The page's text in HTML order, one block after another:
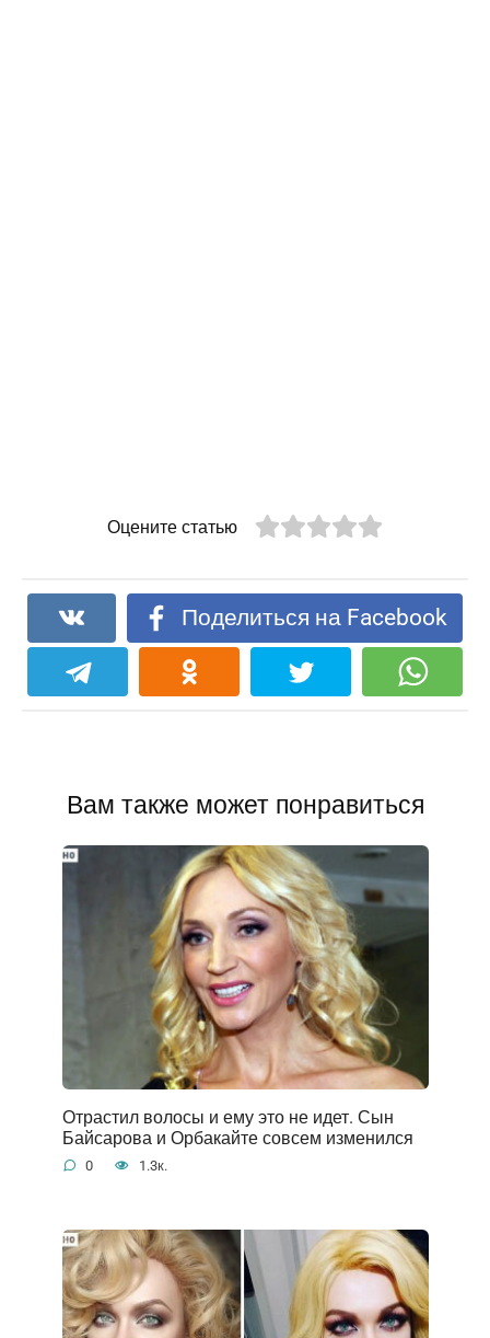
Оцените статью
Поделиться на Facebook
Вам также может понравиться
Отрастил волосы и ему это не идет. Сын
Байсарова и Орбакайте совсем изменился
0 1.3к.